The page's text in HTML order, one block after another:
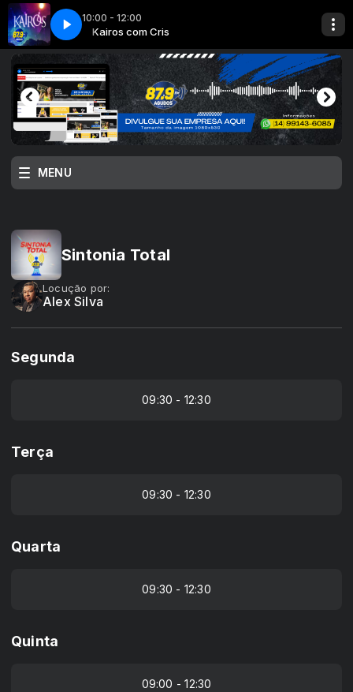
10:00 - 12:00
Kairos com Cris
SPOT SETA JINGLE
MENU
Sintonia Total
Locução por:
Alex Silva
Segunda
09:30 - 12:30
Terça
09:30 - 12:30
Quarta
09:30 - 12:30
Quinta
09:00 - 12:30